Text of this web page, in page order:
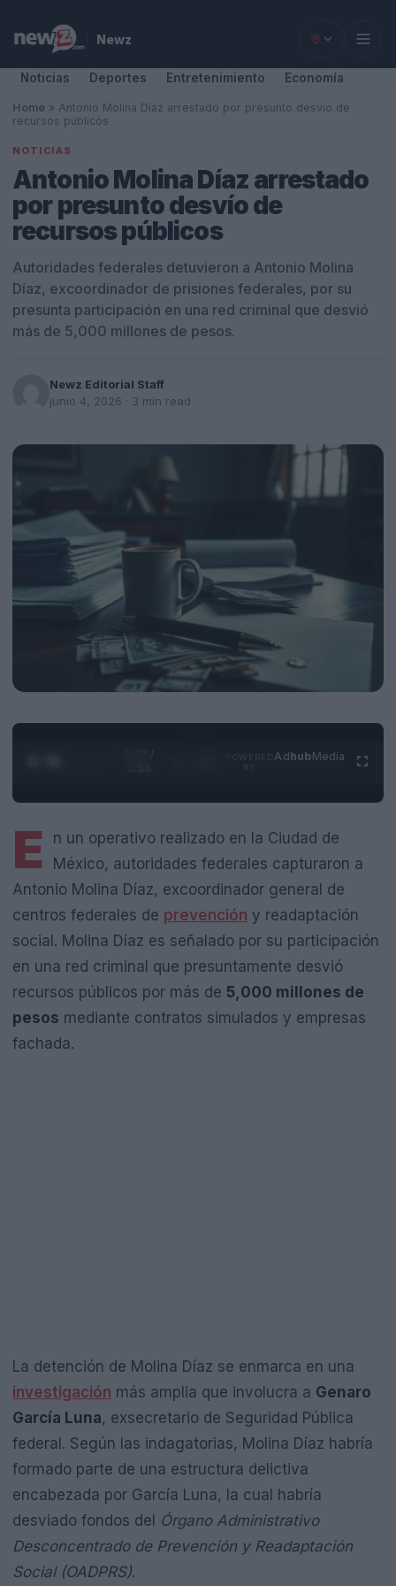
Newz
Noticias Deportes Entretenimiento Economía
Home » Antonio Molina Díaz arrestado por presunto desvío de
recursos públicos
NOTICIAS
Antonio Molina Díaz arrestado
por presunto desvío de
recursos públicos
Autoridades federales detuvieron a Antonio Molina
Díaz, excoordinador de prisiones federales, por su
presunta participación en una red criminal que desvió
más de 5,000 millones de pesos.
Newz Editorial Staff
junio 4, 2026 · 3 min read
0:28 /
AdhubMedia
E
n un operativo realizado en la Ciudad de
México, autoridades federales capturaron a
Antonio Molina Díaz, excoordinador general de
centros federales de prevención y readaptación
social. Molina Díaz es señalado por su participación
en una red criminal que presuntamente desvió
recursos públicos por más de 5,000 millones de
pesos mediante contratos simulados y empresas
fachada.
La detención de Molina Díaz se enmarca en una
investigación más amplia que involucra a Genaro
García Luna, exsecretario de Seguridad Pública
federal. Según las indagatorias, Molina Díaz habría
formado parte de una estructura delictiva
encabezada por García Luna, la cual habría
desviado fondos del Órgano Administrativo
Desconcentrado de Prevención y Readaptación
Social (OADPRS).